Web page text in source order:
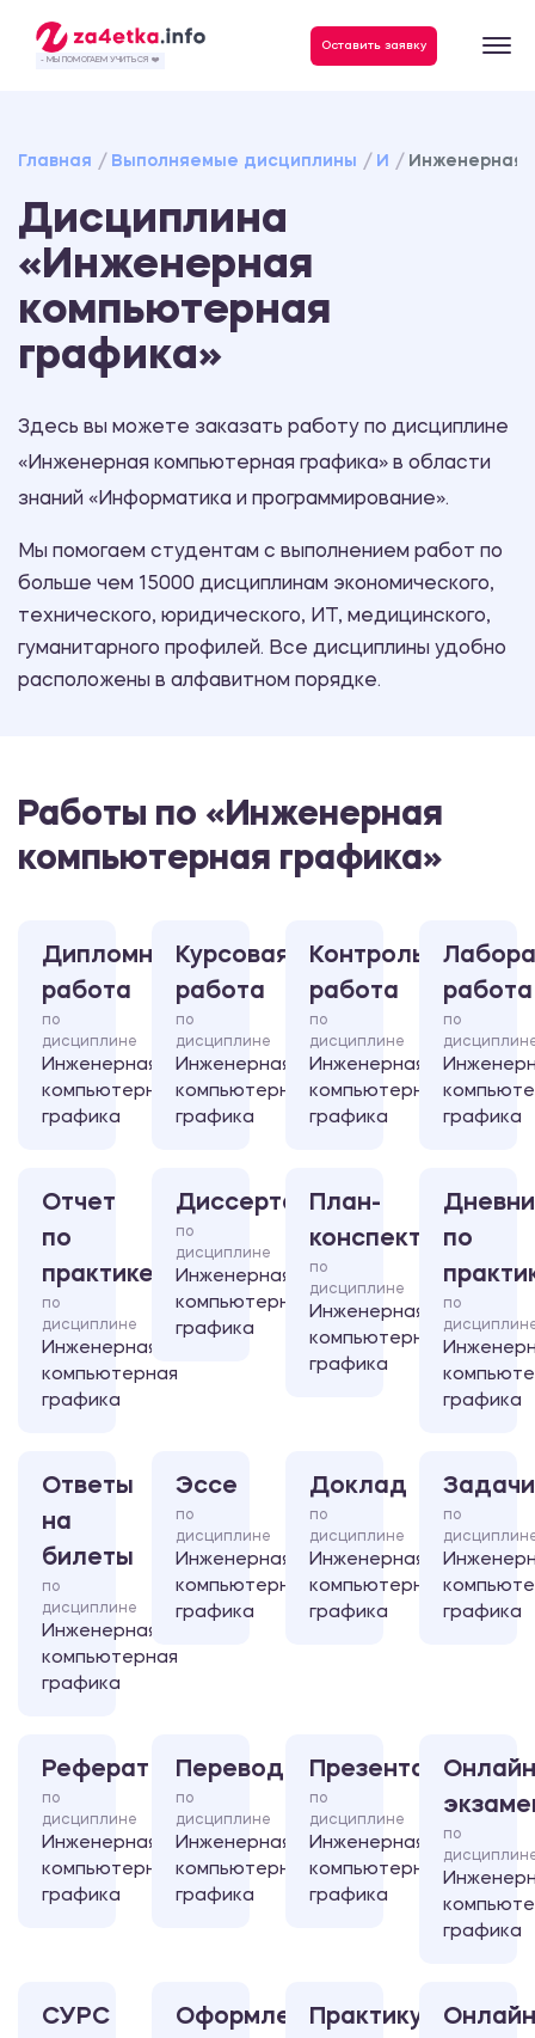
- МЫ ПОМОГАЕМ УЧИТЬСЯ ❤️
Оставить заявку
Главная Выполняемые дисциплины И Инженерная
Дисциплина
«Инженерная
компьютерная
графика»
Здесь вы можете заказать работу по дисциплине
«Инженерная компьютерная графика» в области
знаний «Информатика и программирование».
Мы помогаем студентам с выполнением работ по
больше чем 15000 дисциплинам экономического,
технического, юридического, ИТ, медицинского,
гуманитарного профилей. Все дисциплины удобно
расположены в алфавитном порядке.
Работы по «Инженерная
компьютерная графика»
Дипломная
работа
по
дисциплине
Инженерная
компьютерная
графика
Курсовая
работа
по
дисциплине
Инженерная
компьютерная
графика
Контрольная
работа
по
дисциплине
Инженерная
компьютерная
графика
работа
по
графика
Отчет
по
практике
по
дисциплине
Инженерная
компьютерная
графика
Диссертация
по
дисциплине
Инженерная
компьютерная
графика
План-
конспект
по
дисциплине
Инженерная
компьютерная
графика
по
по
графика
Ответы
на
билеты
по
дисциплине
Инженерная
компьютерная
графика
Эссе
по
дисциплине
Инженерная
компьютерная
графика
Доклад
по
дисциплине
Инженерная
компьютерная
графика
Задачи
по
графика
Реферат
по
дисциплине
Инженерная
компьютерная
графика
Перевод
по
дисциплине
Инженерная
компьютерная
графика
Презентация
по
дисциплине
Инженерная
компьютерная
графика
по
графика
СУРС
ОформлениеПрактикум